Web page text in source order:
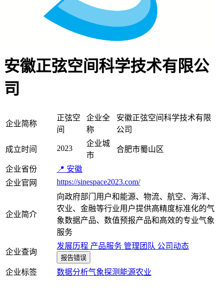
安徽正弦空间科学技术有限公
司
企业简称
正弦空
间
企业全
称
安徽正弦空间科学技术有限
公司
成立时间 2023
企业城
市
合肥市蜀山区
企业省份
📍 安徽
企业官网
https://sinespace2023.com/
企业简介
向政府部门用户和能源、物流、航空、海洋、
农业、金融等行业用户提供高精度标准化的气
象数据产品、数值预报产品和高效的专业气象
服务
企业查询
发展历程 产品服务 管理团队 公司动态
报告错误
企业标签 数据分析气象探测 能源农业